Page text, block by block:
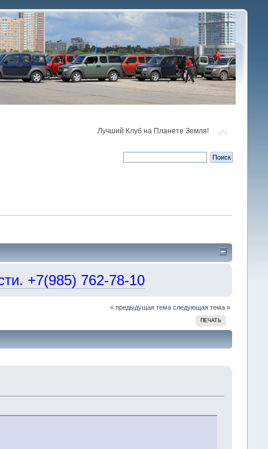
Лучший Клуб на Планете Земля!
+7(985) 762-78-10
« предыдущая тема следующая тема »
ПЕЧАТЬ